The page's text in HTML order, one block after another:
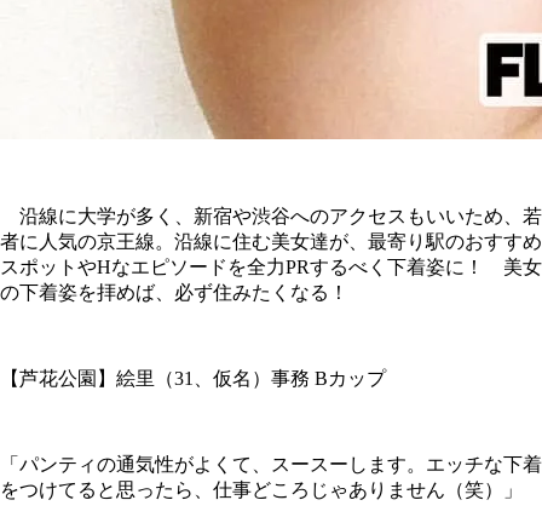
沿線に大学が多く、新宿や渋谷へのアクセスもいいため、若
者に人気の京王線。沿線に住む美女達が、最寄り駅のおすすめ
スポットやHなエピソードを全力PRするべく下着姿に！ 美女
の下着姿を拝めば、必ず住みたくなる！
【芦花公園】絵里（31、仮名）事務 Bカップ
「パンティの通気性がよくて、スースーします。エッチな下着
をつけてると思ったら、仕事どころじゃありません（笑）」